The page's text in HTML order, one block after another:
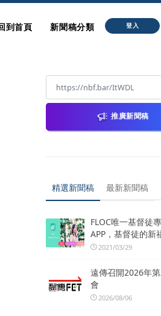
到首頁 新聞稿分類 登入
推廣新聞稿
精選新聞稿 最新新聞稿
FLOC唯一基督徒
APP，基督徒的新
2021/03/29
遠傳召開2026年
會
2026/08/06